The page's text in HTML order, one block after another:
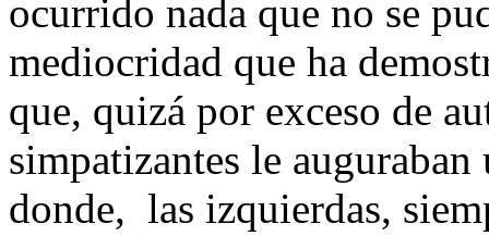
ocurrido nada que no se
mediocridad que ha
que, quizá por exceso de
simpatizantes le
donde, las izquierdas,